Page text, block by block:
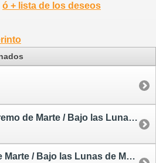
ó + lista de los deseos
El Cerebro Supremo de Marte / Bajo las Lunas de Marte 6
Una Princesa de Marte / Bajo las Lunas de Marte 1